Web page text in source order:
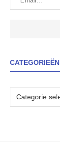
CATEGORIEËN